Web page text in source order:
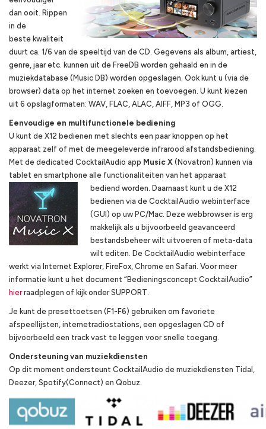
dan ooit. Rippen
in de
beste kwaliteit
duurt ca. 1/6 van de speeltijd van de CD. Gegevens als album, artiest,
genre, jaar etc. kunnen uit de FreeDB worden gehaald en in de
muziekdatabase (Music DB) worden opgeslagen. Ook kunt u (via de
browser) data op het internet zoeken en toevoegen. U kunt kiezen
uit 6 opslagformaten: WAV, FLAC, ALAC, AIFF, MP3 of OGG.
Eenvoudige en multifunctionele bediening
U kunt de X12 bedienen met slechts een paar knoppen op het
apparaat zelf of met de meegeleverde infrarood afstandsbediening.
Met de dedicated CocktailAudio app Music X (Novatron) kunnen via
tablet en smartphone alle functionaliteiten van het apparaat
bediend worden. Daarnaast kunt u de X12
bedienen via de CocktailAudio webinterface
(GUI) op uw PC/Mac. Deze webbrowser is erg
makkelijk als u bijvoorbeeld geavanceerd
bestandsbeheer wilt uitvoeren of meta-data
wilt editen. De CocktailAudio webinterface
werkt via Internet Explorer, FireFox, Chrome en Safari. Voor meer
informatie kunt u het document “Bedieningsconcept CocktailAudio”
hierraadplegen of kijk onder SUPPORT.
Je kunt de presettoetsen (F1-F6) gebruiken om favoriete
afspeellijsten, internetradiostations, een opgeslagen CD of
bijvoorbeeld een track vast te leggen voor snelle toegang.
Ondersteuning van muziekdiensten
Op dit moment ondersteunt CocktailAudio de muziekdiensten Tidal,
Deezer, Spotify(Connect) en Qobuz.